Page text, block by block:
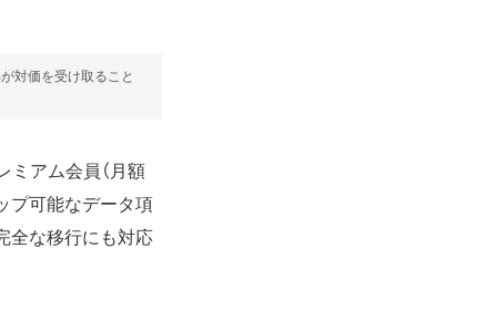
対価を受け取ること
ミアム会員（月額
プ可能なデータ項
全な移行にも対応